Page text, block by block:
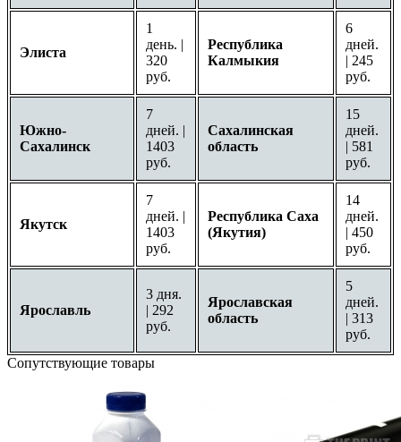
Элиста
1
день. |
320
руб.
Республика
Калмыкия
6
дней.
| 245
руб.
Южно-
Сахалинск
7
дней. |
1403
руб.
Сахалинская
область
15
дней.
| 581
руб.
Якутск
7
дней. |
1403
руб.
Республика Саха
(Якутия)
14
дней.
| 450
руб.
Ярославль
3 дня.
| 292
руб.
Ярославская
область
5
дней.
| 313
руб.
Сопутствующие товары